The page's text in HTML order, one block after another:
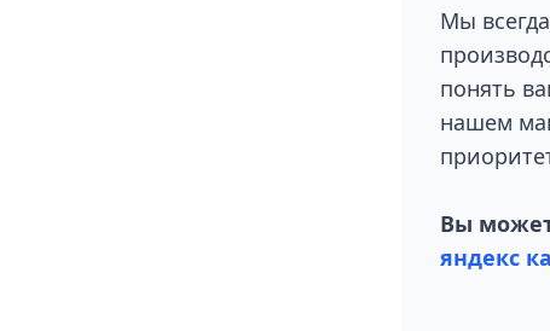
Мы
понять
нашем
Вы
яндекс